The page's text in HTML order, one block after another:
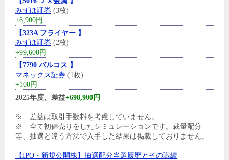
みずほ証券 (3枚)
+6,900円
【323A フライヤー 】
みずほ証券 (2枚)
+99,600円
【7790 バルコス 】
マネックス証券 (1枚)
+100円
2025年度、差益+698,900円
※ 差益は取引手数料を考慮していません。
※ 全て初値売りをしたシミュレーションです。裁量配分
等、抽選と違う方法で入手した結果は掲載しておりません。
【IPO・新規公開株】抽選配分当選履歴とその戦績